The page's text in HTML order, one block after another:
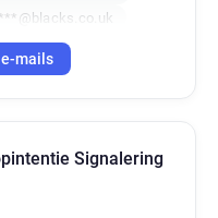
mails
Signalering